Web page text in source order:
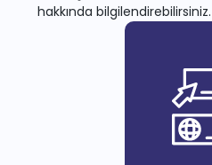
hakkında bilgilendirebilirsiniz.